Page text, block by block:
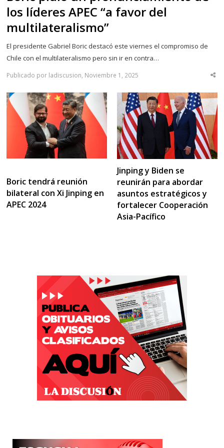
los líderes APEC “a favor del
multilateralismo”
El presidente Gabriel Boric destacó este viernes el compromiso de
Chile con el multilateralismo pero sin ir en contra…
Publicado por ladiscusion, Noviembre 1, 2025
Boric tendrá reunión
bilateral con Xi Jinping en
APEC 2024
Jinping y Biden se
reunirán para abordar
asuntos estratégicos y
fortalecer Cooperación
Asia-Pacífico